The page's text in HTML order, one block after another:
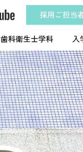
採用ご担当
歯科衛生士学科 入